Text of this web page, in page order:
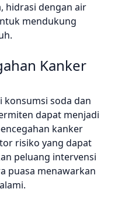
hidrasi dengan air
mendukung
Kanker
konsumsi soda dan
dapat menjadi
kanker
risiko yang dapat
peluang intervensi
puasa menawarkan